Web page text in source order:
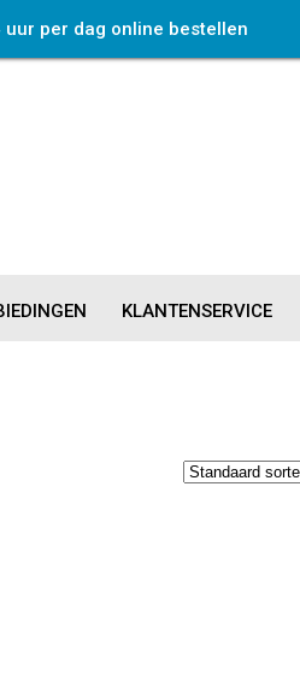
uur per dag online bestellen
KLANTENSERVICE